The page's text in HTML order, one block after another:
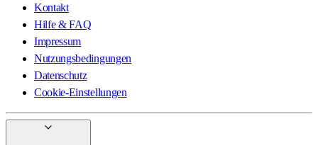
Kontakt
Hilfe & FAQ
Impressum
Nutzungsbedingungen
Datenschutz
Cookie-Einstellungen